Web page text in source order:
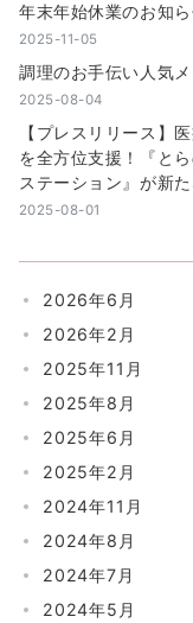
年末年始休業のお知
2025-11-05
調理のお手伝い人気
2025-08-04
【プレスリリース】
を全方位支援！『と
ステーション』が新
2025-08-01
2026年6月
2026年2月
2025年11月
2025年8月
2025年6月
2025年2月
2024年11月
2024年8月
2024年7月
2024年5月